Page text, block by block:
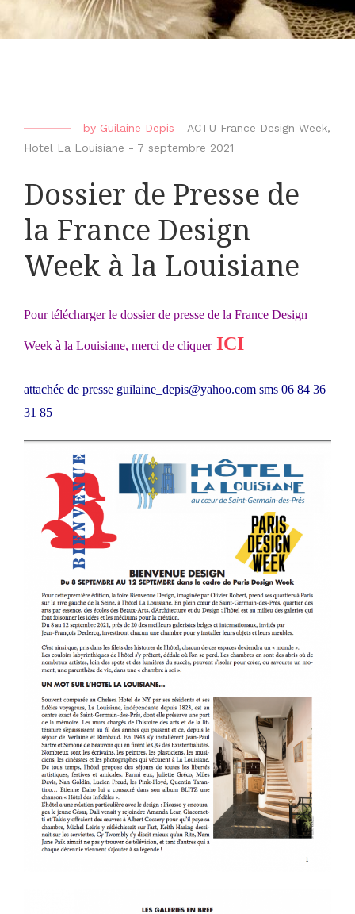
by Guilaine Depis - ACTU France Design Week,
Hotel La Louisiane - 7 septembre 2021
Dossier de Presse de
la France Design
Week à la Louisiane
Pour télécharger le dossier de presse de la France Design
Week à la Louisiane, merci de cliquer ICI
attachée de presse guilaine_depis@yahoo.com sms 06 84 36
31 85